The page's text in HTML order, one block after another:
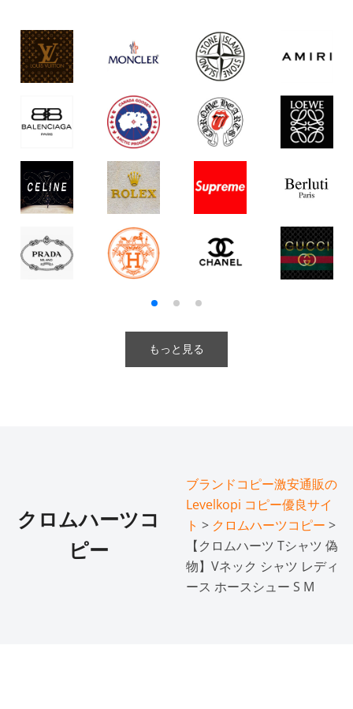
もっと見る
クロムハーツコ
ピー
ブランドコピー激安通販の
Levelkopi コピー優良サイ
ト > クロムハーツコピー >
【クロムハーツ Tシャツ 偽
物】Vネック シャツ レディ
ース ホースシュー S M